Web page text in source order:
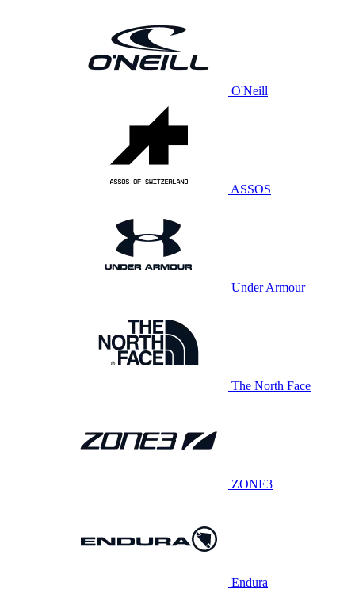
O'Neill
ASSOS
Under Armour
The North Face
ZONE3
Endura